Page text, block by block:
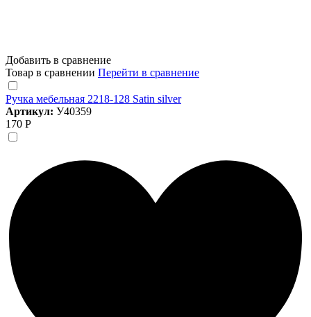
Добавить в сравнение
Товар в сравнении Перейти в сравнение
Ручка мебельная 2218-128 Satin silver
Артикул: У40359
170 Р